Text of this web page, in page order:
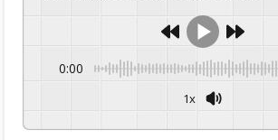
0:00
1x